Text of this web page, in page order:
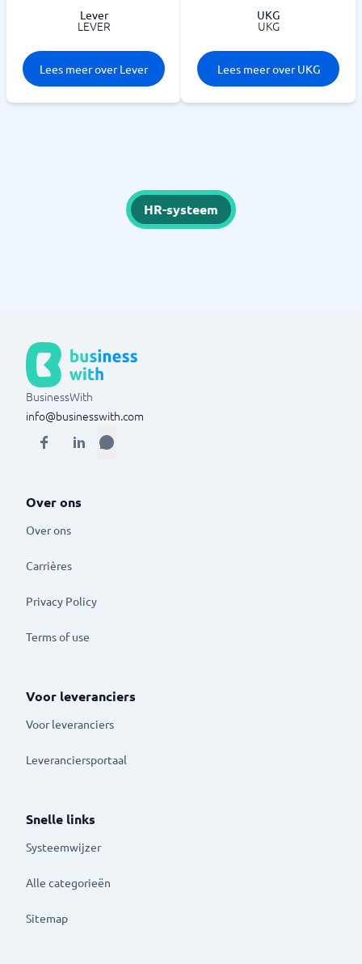
Lever
LEVER
Lees meer over Lever
UKG
UKG
Lees meer over UKG
HR-systeem
BusinessWith
info@businesswith.com
Over ons
Over ons
Carrières
Privacy Policy
Terms of use
Voor leveranciers
Voor leveranciers
Leveranciersportaal
Snelle links
Systeemwijzer
Alle categorieën
Sitemap